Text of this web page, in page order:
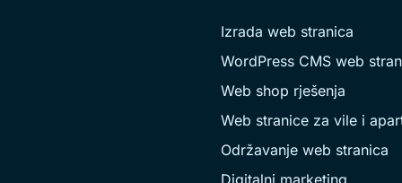
Izrada web stranica
WordPress CMS web
Web shop rješenja
Web stranice za vile i
Održavanje web stranica
Digitalni marketing